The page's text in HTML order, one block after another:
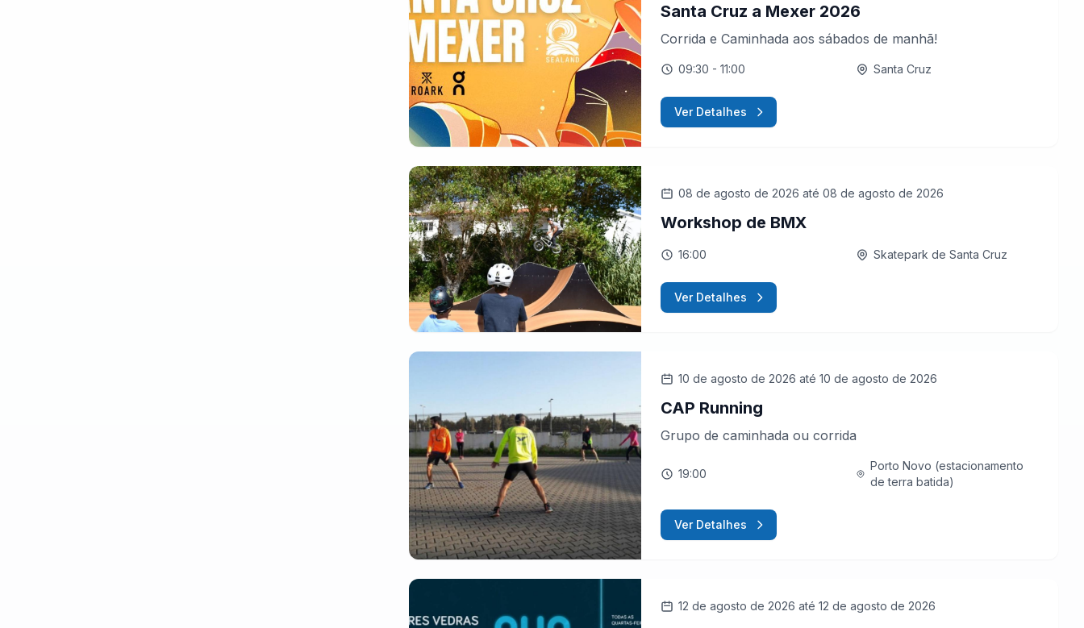
Santa Cruz a Mexer 2026
Corrida e Caminhada aos sábados de manhã!
09:30 - 11:00 Santa Cruz
Ver Detalhes
08 de agosto de 2026 até 08 de agosto de 2026
Workshop de BMX
16:00 Skatepark de Santa Cruz
Ver Detalhes
10 de agosto de 2026 até 10 de agosto de 2026
CAP Running
Grupo de caminhada ou corrida
19:00
Porto Novo (estacionamento
de terra batida)
Ver Detalhes
12 de agosto de 2026 até 12 de agosto de 2026